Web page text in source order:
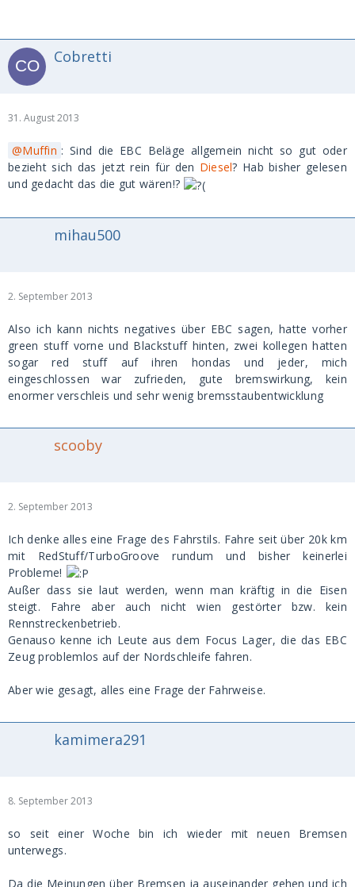
Cobretti
31. August 2013
Muffin : Sind die EBC Beläge allgemein nicht so gut oder
bezieht sich das jetzt rein für den Diesel? Hab bisher gelesen
und gedacht das die gut wären!?
mihau500
2. September 2013
Also ich kann nichts negatives über EBC sagen, hatte vorher
green stuff vorne und Blackstuff hinten, zwei kollegen hatten
sogar red stuff auf ihren hondas und jeder, mich
eingeschlossen war zufrieden, gute bremswirkung, kein
enormer verschleis und sehr wenig bremsstaubentwicklung
scooby
2. September 2013
Ich denke alles eine Frage des Fahrstils. Fahre seit über 20k km
mit RedStuff/TurboGroove rundum und bisher keinerlei
Probleme!
Außer dass sie laut werden, wenn man kräftig in die Eisen
steigt. Fahre aber auch nicht wien gestörter bzw. kein
Rennstreckenbetrieb.
Genauso kenne ich Leute aus dem Focus Lager, die das EBC
Zeug problemlos auf der Nordschleife fahren.
Aber wie gesagt, alles eine Frage der Fahrweise.
kamimera291
8. September 2013
so seit einer Woche bin ich wieder mit neuen Bremsen
unterwegs.
Da die Meinungen über Bremsen ja auseinander gehen und ich